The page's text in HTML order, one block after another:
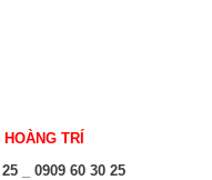
TRÍ
_ 0909 60 30 25